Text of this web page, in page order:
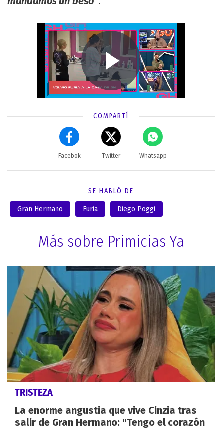
COMPARTÍ
Facebok Twitter Whatsapp
SE HABLÓ DE
Gran Hermano Furia Diego Poggi
Más sobre Primicias Ya
TRISTEZA
La enorme angustia que vive Cinzia tras
salir de Gran Hermano: "Tengo el corazón